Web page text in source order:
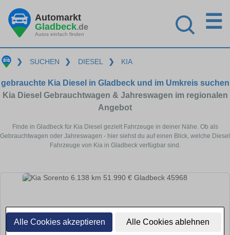
Alle Cookies akzeptieren Alle Cookies ablehnen
Automarkt
Gladbeck.de
Autos einfach finden
☰
❯ SUCHEN ❯ DIESEL ❯ KIA
gebrauchte Kia Diesel in Gladbeck und im Umkreis suchen
Kia Diesel Gebrauchtwagen & Jahreswagen im regionalen
Angebot
Finde in Gladbeck für Kia Diesel gezielt Fahrzeuge in deiner Nähe. Ob als
Gebrauchtwagen oder Jahreswagen - hier siehst du auf einen Blick, welche Diesel
Fahrzeuge von Kia in Gladbeck verfügbar sind.